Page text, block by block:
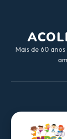
Mais de 60